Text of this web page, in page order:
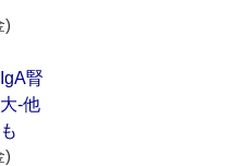
)
腎
‐他
)